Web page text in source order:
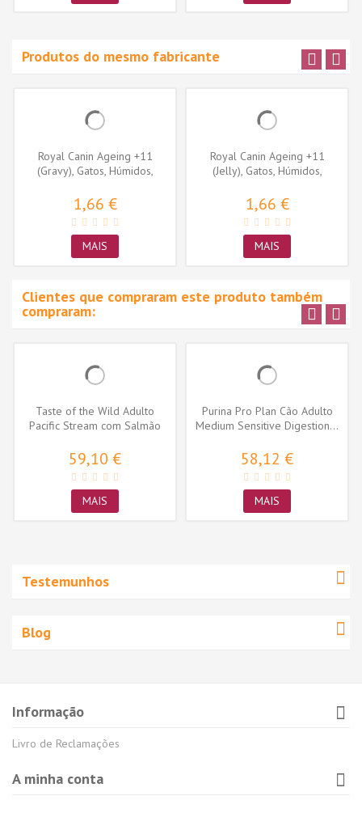
Produtos do mesmo fabricante
Royal Canin Ageing +11
(Gravy), Gatos, Húmidos,
1,66 €
MAIS
Royal Canin Ageing +11
(Jelly), Gatos, Húmidos,
1,66 €
MAIS
Clientes que compraram este produto também
compraram:
Taste of the Wild Adulto
Pacific Stream com Salmão
59,10 €
MAIS
Purina Pro Plan Cão Adulto
Medium Sensitive Digestion...
58,12 €
MAIS
Testemunhos
Blog
Informação
Livro de Reclamações
A minha conta